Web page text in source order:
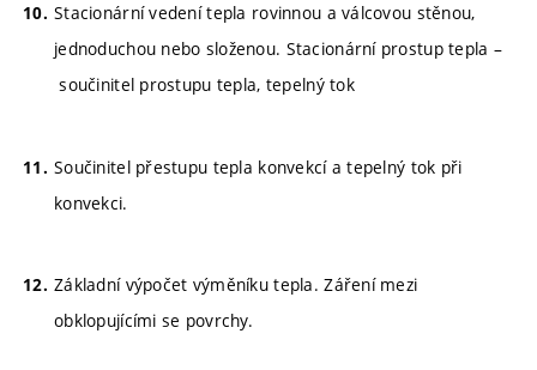
Stacionární vedení tepla rovinnou a válcovou stěnou,
jednoduchou nebo složenou. Stacionární prostup tepla –
součinitel prostupu tepla, tepelný tok
Součinitel přestupu tepla konvekcí a tepelný tok při
konvekci.
Základní výpočet výměníku tepla. Záření mezi
obklopujícími se povrchy.